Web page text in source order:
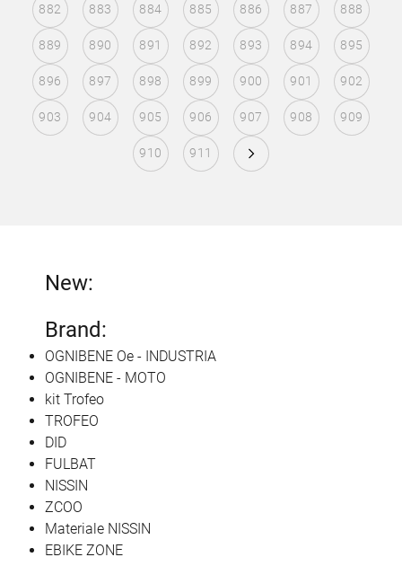
882 883 884 885 886 887 888
889 890 891 892 893 894 895
896 897 898 899 900 901 902
903 904 905 906 907 908 909
910 911
New:
Brand:
OGNIBENE Oe - INDUSTRIA
OGNIBENE - MOTO
kit Trofeo
TROFEO
DID
FULBAT
NISSIN
ZCOO
Materiale NISSIN
EBIKE ZONE